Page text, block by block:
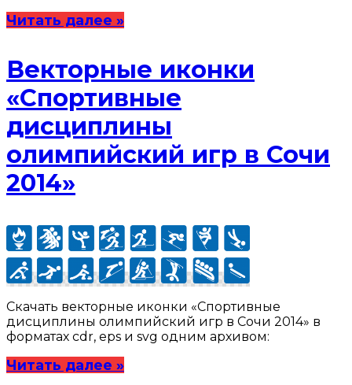
Читать далее »
Векторные иконки
«Спортивные
дисциплины
олимпийский игр в Сочи
2014»
Скачать векторные иконки «Спортивные
дисциплины олимпийский игр в Сочи 2014» в
форматах cdr, eps и svg одним архивом:
Читать далее »